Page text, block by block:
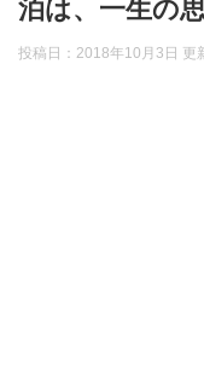
泊は、一生の
投稿日：2018年10月3日 更